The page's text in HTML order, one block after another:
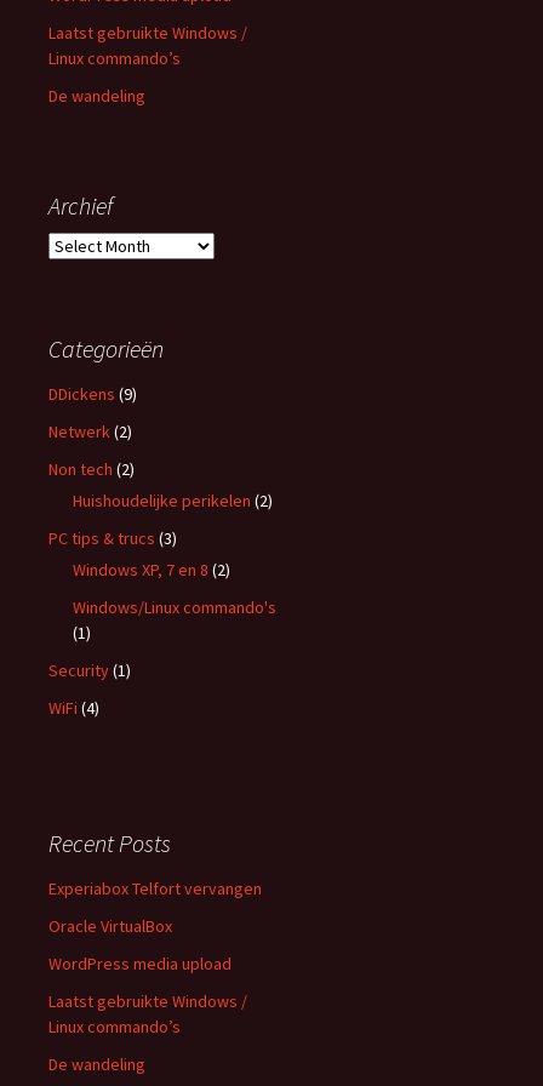
Laatst gebruikte Windows /
Linux commando’s
De wandeling
Archief
Archief
Categorieën
DDickens (9)
Netwerk(2)
Non tech (2)
Huishoudelijke perikelen (2)
PC tips & trucs (3)
Windows XP, 7 en 8 (2)
Windows/Linux commando's
(1)
Security(1)
WiFi (4)
Recent Posts
Experiabox Telfort vervangen
Oracle VirtualBox
WordPress media upload
Laatst gebruikte Windows /
Linux commando’s
De wandeling